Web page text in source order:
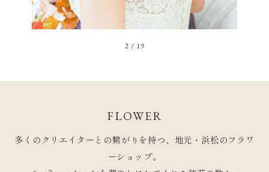
2 / 19
FLOWER
多くのクリエイターとの繋がりを持つ、 地元・浜松のフラワ
ーショップ。